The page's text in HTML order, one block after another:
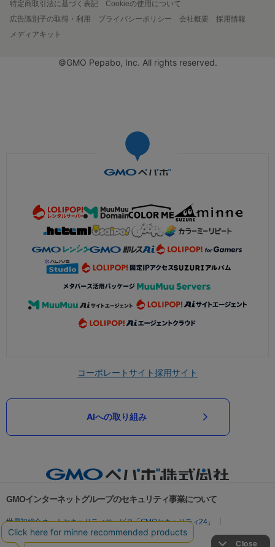
特定商取引法に基づく表記
Cookieの使用について
広告識別子の取得・利用
プライバシーポリシー 会社概要
採用情報
メディアキット
©GMO Pepabo, Inc. All rights reserved.
コーポレートサイト採用サイト
AIへの取り組み
GMOインターネットグループのセキュリティ事業について
世界初総合ネットセキュリティサービス「GMOセキュリティ24」
パスワード漏洩診断
Webサイトリスク診断